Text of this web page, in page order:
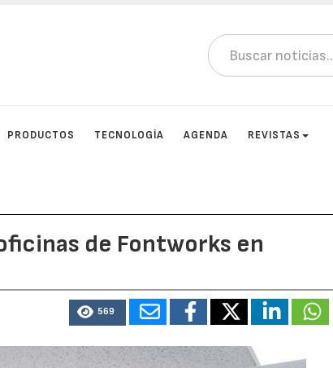
PRODUCTOS TECNOLOGÍA AGENDA REVISTAS
de Fontworks en
569